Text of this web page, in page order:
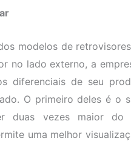
modelos de
no lado externo, a
diferenciais de seu
O primeiro deles é o
duas vezes maior
uma melhor